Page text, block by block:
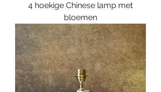
4 hoekige Chinese lamp met
bloemen